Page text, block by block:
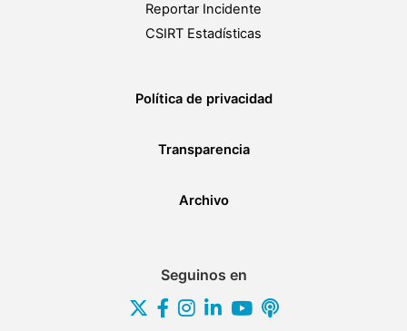
Reportar Incidente
CSIRT Estadísticas
Política de privacidad
Transparencia
Archivo
Seguinos en